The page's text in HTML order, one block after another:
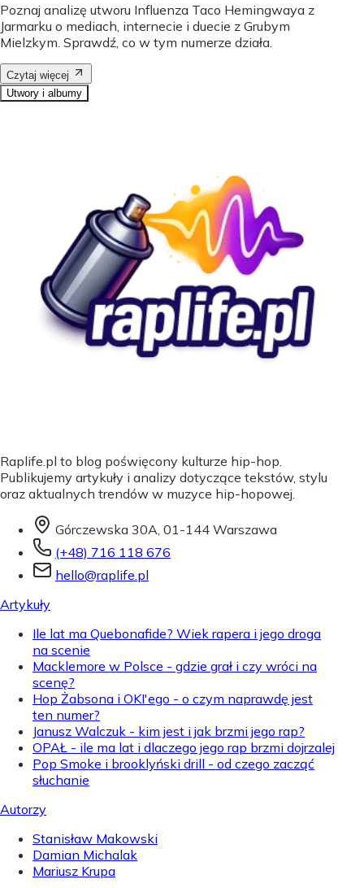
Poznaj analizę utworu Influenza Taco Hemingwaya z
Jarmarku o mediach, internecie i duecie z Grubym
Mielzkym. Sprawdź, co w tym numerze działa.
Czytaj więcej
Utwory i albumy
Raplife.pl to blog poświęcony kulturze hip-hop.
Publikujemy artykuły i analizy dotyczące tekstów, stylu
oraz aktualnych trendów w muzyce hip-hopowej.
Górczewska 30A, 01-144 Warszawa
(+48) 716 118 676
hello@raplife.pl
Artykuły
Ile lat ma Quebonafide? Wiek rapera i jego droga
na scenie
Macklemore w Polsce - gdzie grał i czy wróci na
scenę?
Hop Żabsona i OKI'ego - o czym naprawdę jest
ten numer?
Janusz Walczuk - kim jest i jak brzmi jego rap?
OPAŁ - ile ma lat i dlaczego jego rap brzmi dojrzalej
Pop Smoke i brooklyński drill - od czego zacząć
słuchanie
Autorzy
Stanisław Makowski
Damian Michalak
Mariusz Krupa